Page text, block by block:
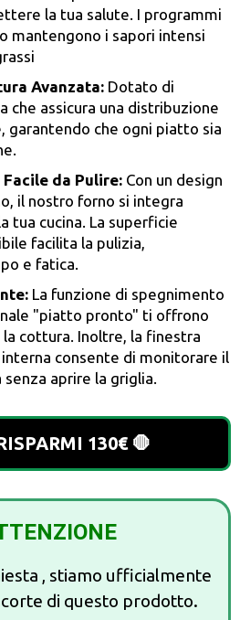
la tua salute. I programmi
mantengono i sapori intensi
Avanzata: Dotato di
che assicura una distribuzione
garantendo che ogni piatto sia
da Pulire: Con un design
il nostro forno si integra
tua cucina. La superficie
facilita la pulizia,
e fatica.
La funzione di spegnimento
"piatto pronto" ti offrono
cottura. Inoltre, la finestra
consente di monitorare il
aprire la griglia.
130€ 🛑
, stiamo ufficialmente
di questo prodotto.